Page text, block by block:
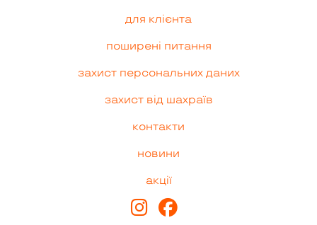
для клієнта
поширені питання
захист персональних даних
захист від шахраїв
контакти
новини
акції